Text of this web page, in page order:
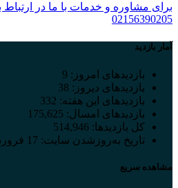
02156390205
آمار بازدید
بازدیدهای امروز: 9
بازدیدهای دیروز: 38
بازدیدهای این هفته: 332
بازدیدهای امسال: 175,625
کل بازدیدها: 514,946
تاریخ به‌روزشدن سایت: 17 فروردین 1402
مشاهده سریع